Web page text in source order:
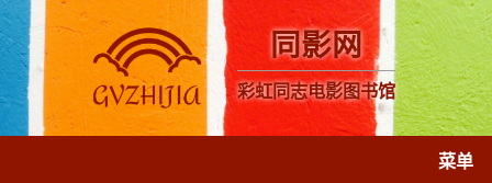
同影网
彩虹同志电影图书馆
菜单